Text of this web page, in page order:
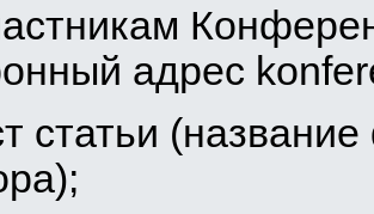
адрес
статьи